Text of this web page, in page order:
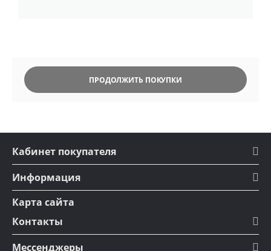
ПРОДОЛЖИТЬ ПОКУПКИ
Кабинет покупателя
Информация
Карта сайта
Контакты
Мессенджеры